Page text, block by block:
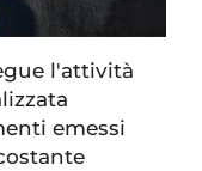
l'attività
emessi